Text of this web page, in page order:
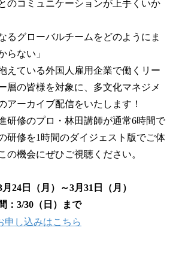
のコミュニケーションが上手くいか
るグローバルチームをどのようにま
らない」
えている外国人雇用企業で働くリー
層の皆様を対象に、多文化マネジメ
アーカイブ配信をいたします！
研修のプロ・林田講師が通常6時間で
研修を1時間のダイジェスト版でご体
の機会にぜひご視聴ください。
24日（月）～3月31日（月）
：3/30（日）まで
申し込みはこちら